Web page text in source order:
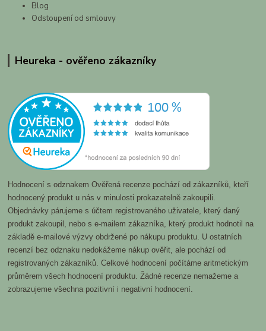
Blog
Odstoupení od smlouvy
Heureka - ověřeno zákazníky
Hodnocení s odznakem Ověřená recenze pochází od zákazníků, kteří
hodnocený produkt u nás v minulosti prokazatelně zakoupili.
Objednávky párujeme s účtem registrovaného uživatele, který daný
produkt zakoupil, nebo s e-mailem zákazníka, který produkt hodnotil na
základě e-mailové výzvy obdržené po nákupu produktu. U ostatních
recenzí bez odznaku nedokážeme nákup ověřit, ale pochází od
registrovaných zákazníků. Celkové hodnocení počítáme aritmetickým
průměrem všech hodnocení produktu. Žádné recenze nemažeme a
zobrazujeme všechna pozitivní i negativní hodnocení.